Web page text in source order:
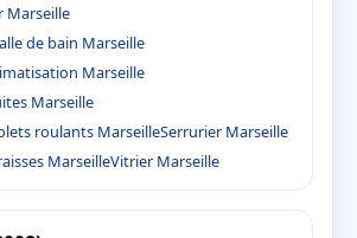
Marseille
de bain Marseille
Marseille
Marseille
roulants MarseilleSerrurier Marseille
MarseilleVitrier Marseille